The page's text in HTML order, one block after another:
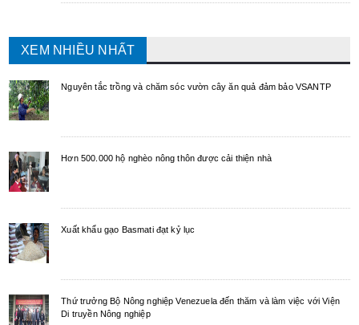
XEM NHIỀU NHẤT
Nguyên tắc trồng và chăm sóc vườn cây ăn quả đảm bảo VSANTP
Hơn 500.000 hộ nghèo nông thôn được cải thiện nhà
Xuất khẩu gạo Basmati đạt kỷ lục
Thứ trưởng Bộ Nông nghiệp Venezuela đến thăm và làm việc với Viện
Di truyền Nông nghiệp